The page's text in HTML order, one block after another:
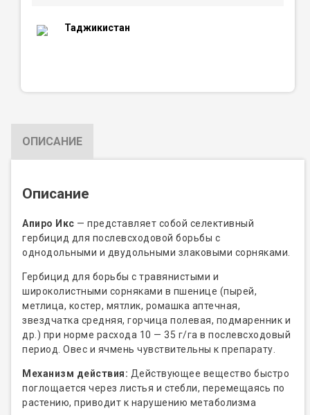
Таджикистан
ОПИСАНИЕ
Описание
Апиро Икс — представляет собой селективный
гербицид для послевсходовой борьбы с
однодольными и двудольными злаковыми сорняками.
Гербицид для борьбы с травянистыми и
широколистными сорняками в пшенице (пырей,
метлица, костер, мятлик, ромашка аптечная,
звездчатка средняя, горчица полевая, подмаренник и
др.) при норме расхода 10 — 35 г/га в послевсходовый
период. Овес и ячмень чувствительны к препарату.
Механизм действия: Действующее вещество быстро
поглощается через листья и стебли, перемещаясь по
растению, приводит к нарушению метаболизма